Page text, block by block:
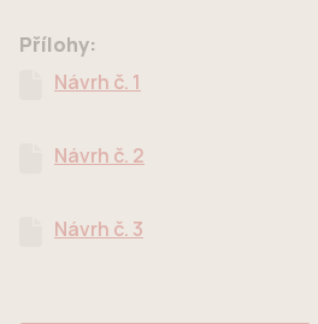
Přílohy:
Návrh č. 1
Návrh č. 2
Návrh č. 3